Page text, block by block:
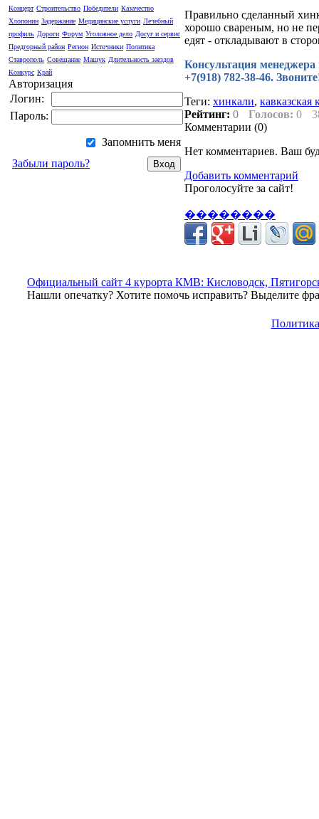
Концерт Строительство Победители Казачество
Хлопонин Задержание Медицинские услуги Лечебный
профиль Дороги Форум Уголовное дело Досуг и сервис
Предгорный район Регион Источники Политика
Ставрополь Совещание Машук Длительность заездов
Конкурс Край
Авторизация
Логин:
Пароль:
Запомнить меня
Забыли пароль?
Пpавильно сделанный
хоpошо сваpеным, но не
едят - откладывают в
Консультация менеджера
+7(918) 782-38-46.
Теги: хинкали, кавказская
Рейтинг: 0 Голосов: 0
Комментарии (0)
Нет комментариев. Ваш
Добавить комментарий
Проголосуйте за сайт!
��������
Официальный сайт 4 курорта КМВ: Кисловодск,
Нашли опечатку? Хотите помочь исправить? Выделите